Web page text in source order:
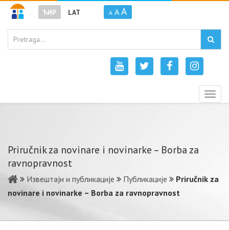
ЋИР LAT A A A
Priručnik za novinare i novinarke – Borba za
ravnopravnost
Извештаји и публикације Публикације
Priručnik za
novinare i novinarke – Borba za ravnopravnost